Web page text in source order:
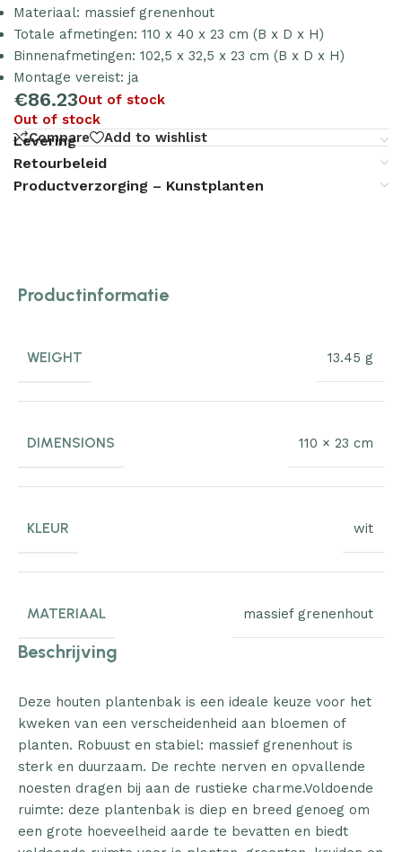
Materiaal: massief grenenhout
Totale afmetingen: 110 x 40 x 23 cm (B x D x H)
Binnenafmetingen: 102,5 x 32,5 x 23 cm (B x D x H)
Montage vereist: ja
€86.23Out of stock
Out of stock
Compare
Add to wishlist
Levering
Retourbeleid
Productverzorging – Kunstplanten
Productinformatie
WEIGHT 13.45 g
DIMENSIONS 110 × 23 cm
KLEUR wit
MATERIAAL massief grenenhout
Beschrijving
Deze houten plantenbak is een ideale keuze voor het
kweken van een verscheidenheid aan bloemen of
planten. Robuust en stabiel: massief grenenhout is
sterk en duurzaam. De rechte nerven en opvallende
noesten dragen bij aan de rustieke charme.Voldoende
ruimte: deze plantenbak is diep en breed genoeg om
een grote hoeveelheid aarde te bevatten en biedt